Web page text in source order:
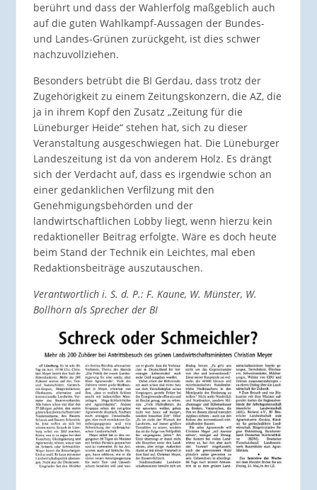
berührt und dass der Wahlerfolg maßgeblich auch
auf die guten Wahlkampf-Aussagen der Bundes-
und Landes-Grünen zurückgeht, ist dies schwer
nachzuvollziehen.
Besonders betrübt die BI Gerdau, dass trotz der
Zugehörigkeit zu einem Zeitungskonzern, die AZ, die
ja in ihrem Kopf den Zusatz „Zeitung für die
Lüneburger Heide“ stehen hat, sich zu dieser
Veranstaltung ausgeschwiegen hat. Die Lüneburger
Landeszeitung ist da von anderem Holz. Es drängt
sich der Verdacht auf, dass es irgendwie schon an
einer gedanklichen Verfilzung mit den
Genehmigungsbehörden und der
landwirtschaftlichen Lobby liegt, wenn hierzu kein
redaktioneller Beitrag erfolgte. Wäre es doch heute
beim Stand der Technik ein Leichtes, mal eben
Redaktionsbeiträge auszutauschen.
Verantwortlich i. S. d. P.: F. Kaune, W. Münster, W.
Bollhorn als Sprecher der BI